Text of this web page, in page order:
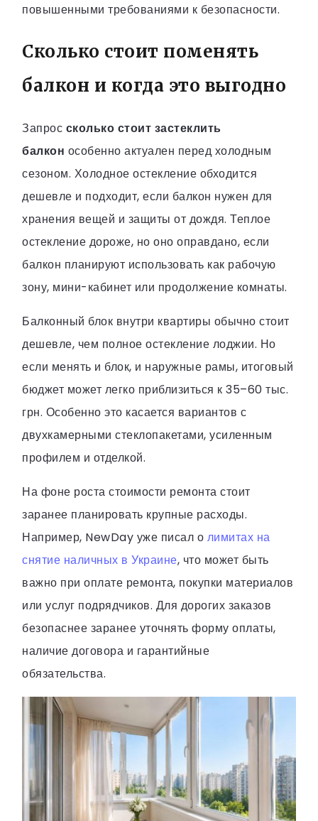
повышенными требованиями к безопасности.
Сколько стоит поменять
балкон и когда это выгодно
Запрос сколько стоит застеклить
балкон особенно актуален перед холодным
сезоном. Холодное остекление обходится
дешевле и подходит, если балкон нужен для
хранения вещей и защиты от дождя. Теплое
остекление дороже, но оно оправдано, если
балкон планируют использовать как рабочую
зону, мини-кабинет или продолжение комнаты.
Балконный блок внутри квартиры обычно стоит
дешевле, чем полное остекление лоджии. Но
если менять и блок, и наружные рамы, итоговый
бюджет может легко приблизиться к 35–60 тыс.
грн. Особенно это касается вариантов с
двухкамерными стеклопакетами, усиленным
профилем и отделкой.
На фоне роста стоимости ремонта стоит
заранее планировать крупные расходы.
Например, NewDay уже писал о лимитах на
снятие наличных в Украине, что может быть
важно при оплате ремонта, покупки материалов
или услуг подрядчиков. Для дорогих заказов
безопаснее заранее уточнять форму оплаты,
наличие договора и гарантийные
обязательства.